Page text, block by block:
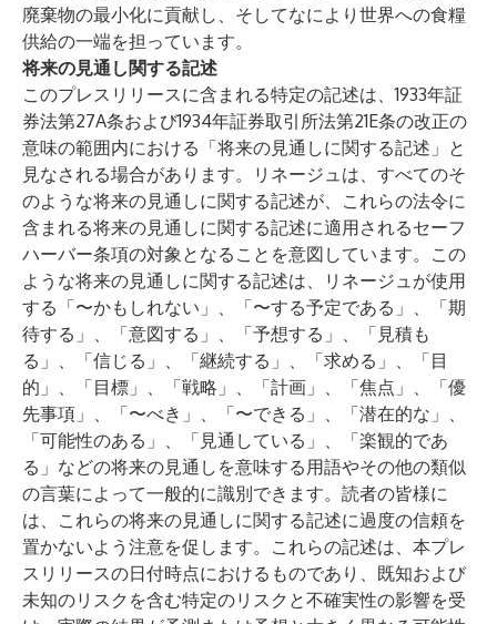
廃棄物の最小化に貢献し、そしてなにより世界への食糧
供給の一端を担っています。
将来の見通し関する記述
このプレスリリースに含まれる特定の記述は、1933年証
券法第27A条および1934年証券取引所法第21E条の改正の
意味の範囲内における「将来の見通しに関する記述」と
見なされる場合があります。リネージュは、すべてのそ
のような将来の見通しに関する記述が、これらの法令に
含まれる将来の見通しに関する記述に適用されるセーフ
ハーバー条項の対象となることを意図しています。この
ような将来の見通しに関する記述は、リネージュが使用
する「〜かもしれない」、「〜する予定である」、「期
待する」、「意図する」、「予想する」、「見積も
る」、「信じる」、「継続する」、「求める」、「目
的」、「目標」、「戦略」、「計画」、「焦点」、「優
先事項」、「〜べき」、「〜できる」、「潜在的な」、
「可能性のある」、「見通している」、「楽観的であ
る」などの将来の見通しを意味する用語やその他の類似
の言葉によって一般的に識別できます。読者の皆様に
は、これらの将来の見通しに関する記述に過度の信頼を
置かないよう注意を促します。これらの記述は、本プレ
スリリースの日付時点におけるものであり、既知および
未知のリスクを含む特定のリスクと不確実性の影響を受